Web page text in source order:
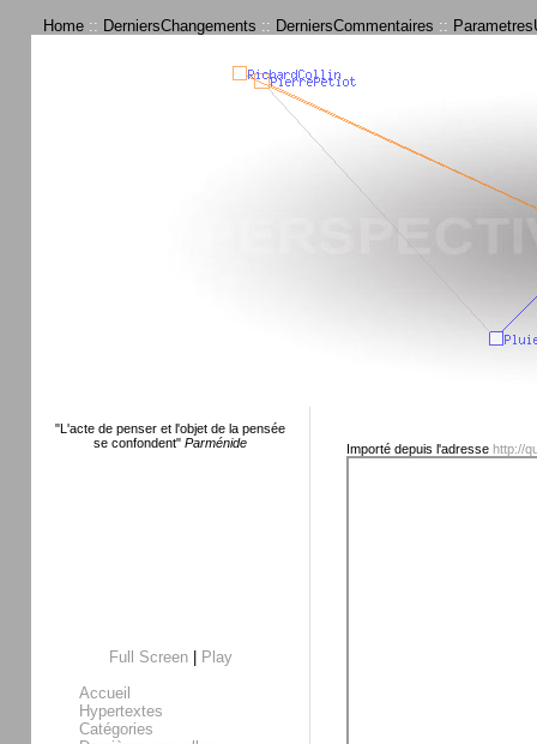
Home :: DerniersChangements :: DerniersCommentaires ::
"L'acte de penser et l'objet de la pensée
se confondent" Parménide
Full Screen|
Play
Accueil
Hypertextes
Catégories
Importé depuis l'adresse http://